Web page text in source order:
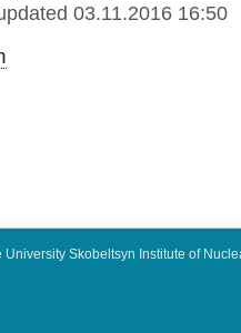
03.11.2016 16:50
Skobeltsyn Institute of